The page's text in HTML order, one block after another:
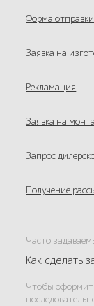
Форма
Заявка на
Рекламация
Заявка на
Запрос
Получение
Часто
Как сделать
Чтобы